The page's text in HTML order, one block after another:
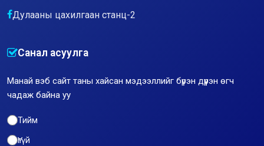
Дулааны цахилгаан станц-2
Санал асуулга
Манай вэб сайт таны хайсан мэдээллийг бүрэн дүүрэн өгч
чадаж байна уу
Тийм
Үгүй